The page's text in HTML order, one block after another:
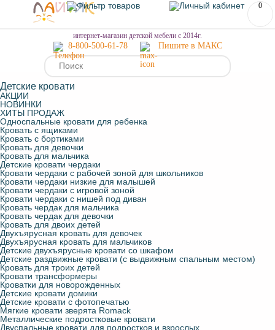
МЕНЮ
0
интернет-магазин детской мебели с 2014г.
8-800-500-61-78 Пишите в МАКС
Детские кровати
АКЦИИ
НОВИНКИ
ХИТЫ ПРОДАЖ
Односпальные кровати для ребенка
Кровать с ящиками
Кровать с бортиками
Кровать для девочки
Кровать для мальчика
Детские кровати чердаки
Кровати чердаки с рабочей зоной для школьников
Кровати чердаки низкие для малышей
Кровати чердаки с игровой зоной
Кровати чердаки с нишей под диван
Кровать чердак для мальчика
Кровать чердак для девочки
Кровать для двоих детей
Двухъярусная кровать для девочек
Двухъярусная кровать для мальчиков
Детские двухъярусные кровати со шкафом
Детские раздвижные кровати (с выдвижным спальным местом)
Кровать для троих детей
Кровати трансформеры
Кроватки для новорожденных
Детские кровати домики
Детские кровати с фотопечатью
Мягкие кровати зверята Romack
Металлические подростковые кровати
Двуспальные кровати для подростков и взрослых